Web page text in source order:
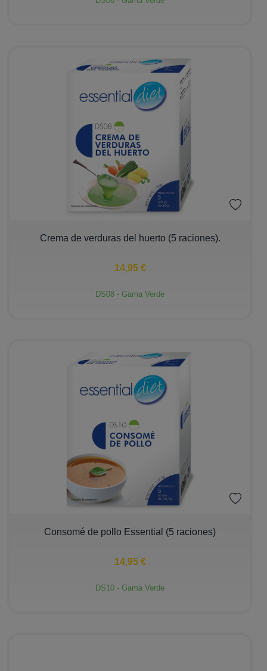
+
Crema de verduras del huerto (5 raciones).
14,95 €
DS08 - Gama Verde
+
Consomé de pollo Essential (5 raciones)
14,95 €
DS10 - Gama Verde